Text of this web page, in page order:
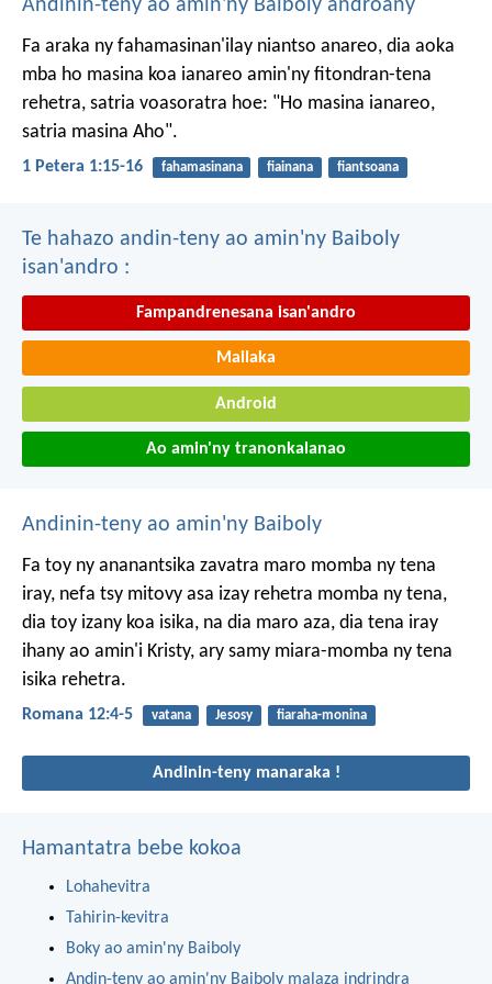
Andinin-teny ao amin'ny Baiboly androany
Fa araka ny fahamasinan'ilay niantso anareo, dia aoka
mba ho masina koa ianareo amin'ny fitondran-tena
rehetra, satria voasoratra hoe: "Ho masina ianareo,
satria masina Aho".
1 Petera 1:15-16 fahamasinana fiainana fiantsoana
Te hahazo andin-teny ao amin'ny Baiboly
isan'andro :
Fampandrenesana isan'andro
Mailaka
Android
Ao amin'ny tranonkalanao
Andinin-teny ao amin'ny Baiboly
Fa toy ny ananantsika zavatra maro momba ny tena
iray, nefa tsy mitovy asa izay rehetra momba ny tena,
dia toy izany koa isika, na dia maro aza, dia tena iray
ihany ao amin'i Kristy, ary samy miara-momba ny tena
isika rehetra.
Romana 12:4-5 vatana Jesosy fiaraha-monina
Andinin-teny manaraka !
Hamantatra bebe kokoa
Lohahevitra
Tahirin-kevitra
Boky ao amin'ny Baiboly
Andin-teny ao amin'ny Baiboly malaza indrindra